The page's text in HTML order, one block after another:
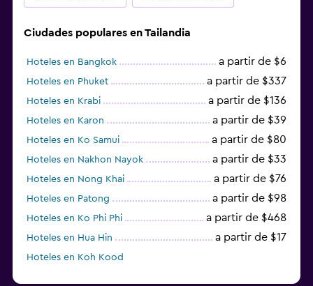
Ciudades populares en Tailandia
Hoteles en Bangkok a partir de $6
Hoteles en Phuket a partir de $337
Hoteles en Krabi a partir de $136
Hoteles en Karon a partir de $39
Hoteles en Ko Samui a partir de $80
Hoteles en Nakhon Nayok a partir de $33
Hoteles en Nong Khai a partir de $76
Hoteles en Patong a partir de $98
Hoteles en Ko Phi Phi a partir de $468
Hoteles en Hua Hin a partir de $17
Hoteles en Koh Kood